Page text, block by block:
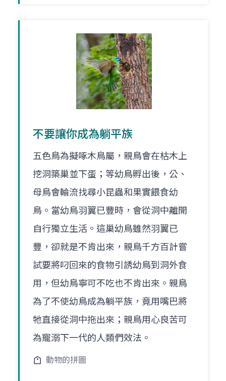
不要讓你成為躺平族
五色鳥為擬啄木鳥屬，親鳥會在枯木上
挖洞築巢並下蛋；等幼鳥孵出後，公、
母鳥會輪流找尋小昆蟲和果實餵食幼
鳥。當幼鳥羽翼已豐時，會從洞中離開
自行獨立生活。這巢幼鳥雖然羽翼已
豐，卻就是不肯出來，親鳥千方百計嘗
試要將叼回來的食物引誘幼鳥到洞外食
用，但幼鳥寧可不吃也不肯出來。親鳥
為了不使幼鳥成為躺平族，竟用嘴巴將
牠直接從洞中拖出來；親鳥用心良苦可
為寵溺下一代的人類們效法。
動物的拼圖